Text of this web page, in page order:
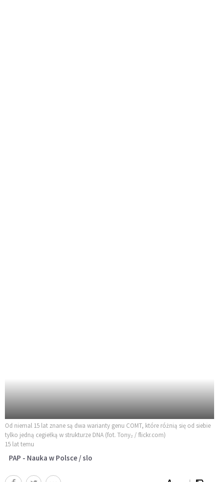
Od niemal 15 lat znane są dwa warianty genu COMT, które różnią się od siebie
tylko jedną cegiełką w strukturze DNA (fot. Tony₂ / flickr.com)
15 lat temu
PAP - Nauka w Polsce / slo